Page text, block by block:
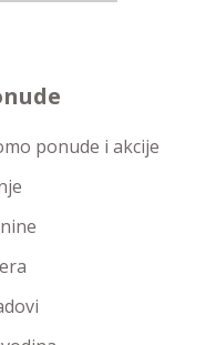
ponude i akcije